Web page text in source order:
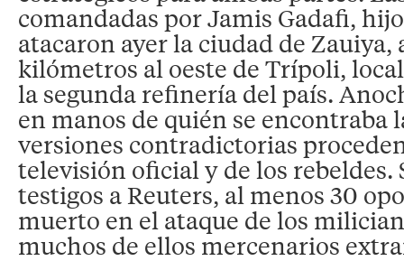
comandadas por Jamis Gadafi,
atacaron ayer la ciudad de Zauiya,
kilómetros al oeste de Trípoli,
la segunda refinería del país.
en manos de quién se encontraba
versiones contradictorias
televisión oficial y de los rebeldes.
testigos a Reuters, al menos 30
muerto en el ataque de los
muchos de ellos mercenarios